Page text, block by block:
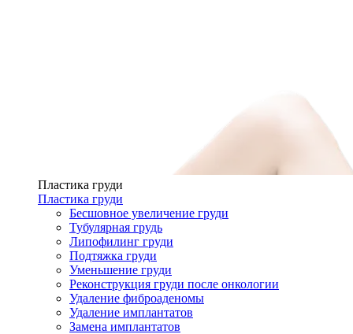
Пластика груди
Пластика груди
Бесшовное увеличение груди
Тубулярная грудь
Липофилинг груди
Подтяжка груди
Уменьшение груди
Реконструкция груди после онкологии
Удаление фиброаденомы
Удаление имплантатов
Замена имплантатов